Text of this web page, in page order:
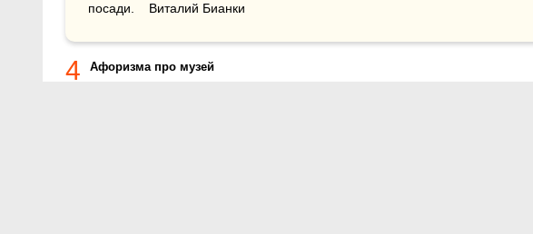
посади.    Виталий Бианки
4 Афоризма про музей